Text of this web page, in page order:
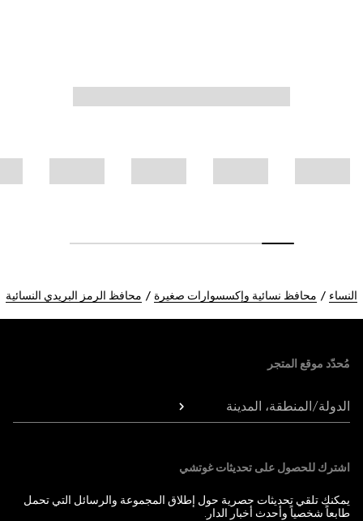
النساء محافظ نسائية وإكسسوارات صغيرة محافظ الرمز البريدي النسائية
مُحدّد موقع المتجر
الدولة/المنطقة، المدينة
اشترك للحصول على تحديثات غوتشي
يمكنك تلقي تحديثات حصرية حول إطلاق المجموعة والرسائل التي تحمل
طابعاً شخصياً وأحدث أخبار الدار.